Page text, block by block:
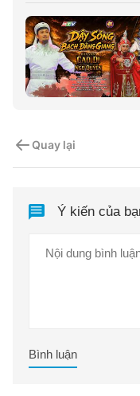
Quay lại
Ý kiến của
Bình luận